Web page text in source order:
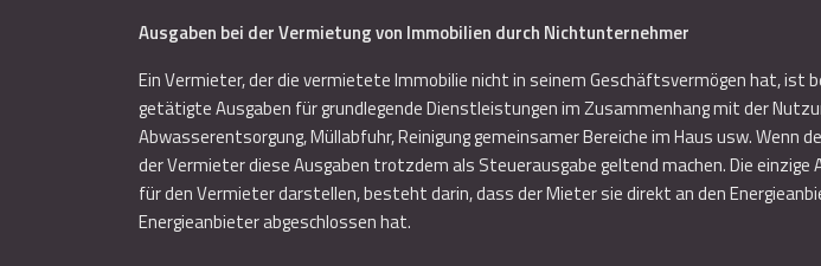
Ausgaben bei der Vermietung von Immobilien durch Nichtunternehmer
Ein Vermieter, der die vermietete Immobilie nicht in seinem Geschäftsvermögen hat, ist
getätigte Ausgaben für grundlegende Dienstleistungen im Zusammenhang mit der
Abwasserentsorgung, Müllabfuhr, Reinigung gemeinsamer Bereiche im Haus usw.
der Vermieter diese Ausgaben trotzdem als Steuerausgabe geltend machen. Die
für den Vermieter darstellen, besteht darin, dass der Mieter sie direkt an den
Energieanbieter abgeschlossen hat.